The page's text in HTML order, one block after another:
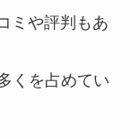
ミや評判もあ
くを占めてい